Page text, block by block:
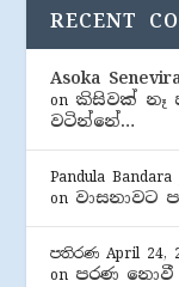
RECENT
Asoka
on කිසිවක් නෑ
වටින්නේ…
Pandula Bandara
on වාසනාවට
පතිරණ April 24,
on පරණ නොවී